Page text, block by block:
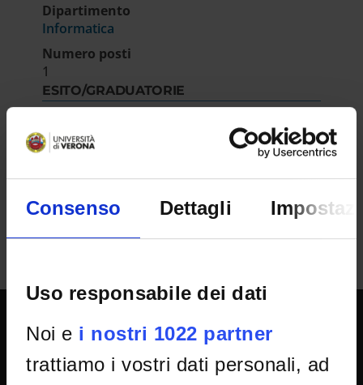
Consenso Dettagli
Uso responsabile dei dati
Noi e i nostri 1022 partner
trattiamo i vostri dati personali, ad
Dipartimento
Informatica
Numero posti
1
ESITO/GRADUATORIE
Approvazione atti
SPORTELLO ATENEO